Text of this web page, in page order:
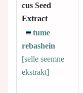
cus Seed
Extract
tume
rebashein
[selle seemne
ekstrakt]